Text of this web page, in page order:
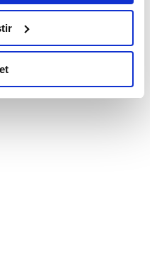
detaylı bilgi için
Bilgilendirme